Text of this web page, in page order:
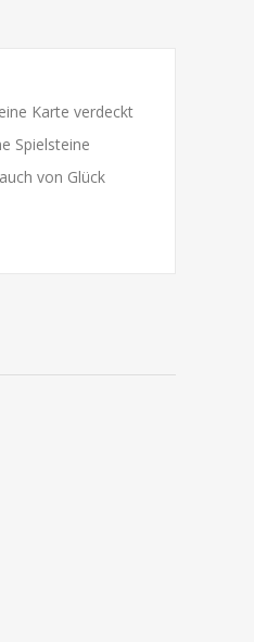
Karte verdeckt
Spielsteine
von Glück